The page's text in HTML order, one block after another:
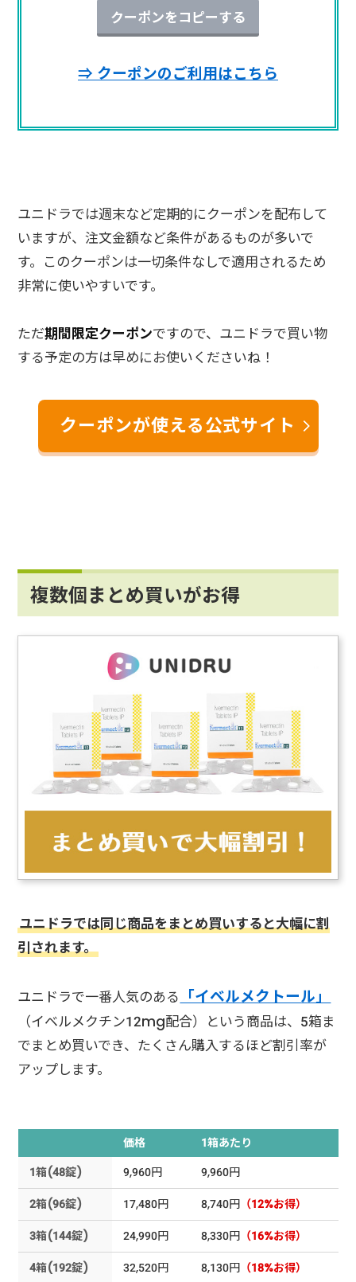
クーポンをコピーする
⇒ クーポンのご利用はこちら
ユニドラでは週末など定期的にクーポンを配布して
いますが、注文金額など条件があるものが多いで
す。このクーポンは一切条件なしで適用されるため
非常に使いやすいです。
ただ期間限定クーポンですので、ユニドラで買い物
する予定の方は早めにお使いくださいね！
クーポンが使える公式サイト
複数個まとめ買いがお得
ユニドラでは同じ商品をまとめ買いすると大幅に割
引されます。
ユニドラで一番人気のある 「イベルメクトール」
（イベルメクチン12mg配合）という商品は、5箱ま
でまとめ買いでき、たくさん購入するほど割引率が
アップします。
価格
1箱あたり
1箱(48錠)
9,960円
9,960円
2箱(96錠)
17,480円 8,740円（12%お得）
3箱(144錠)
24,990円 8,330円（16%お得）
4箱(192錠)
32,520円 8,130円（18%お得）